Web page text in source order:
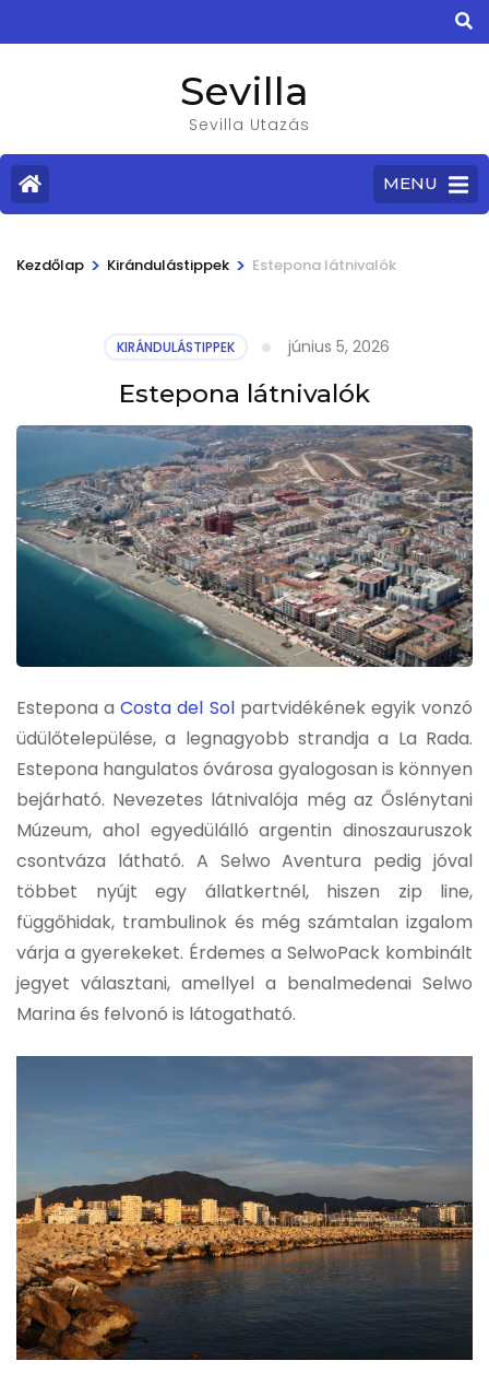
Sevilla
Sevilla Utazás
MENU
Kezdőlap > Kirándulástippek > Estepona látnivalók
KIRÁNDULÁSTIPPEK június 5, 2026
Estepona látnivalók
Estepona aCosta del Solpartvidékének egyik vonzó
üdülőtelepülése, a legnagyobb strandja a La Rada.
Estepona hangulatos óvárosa gyalogosan is könnyen
bejárható. Nevezetes látnivalója még az Őslénytani
Múzeum, ahol egyedülálló argentin dinoszauruszok
csontváza látható. A Selwo Aventura pedig jóval
többet nyújt egy állatkertnél, hiszen zip line,
függőhidak, trambulinok és még számtalan izgalom
várja a gyerekeket. Érdemes a SelwoPack kombinált
jegyet választani, amellyel a benalmedenai Selwo
Marina és felvonó is látogatható.